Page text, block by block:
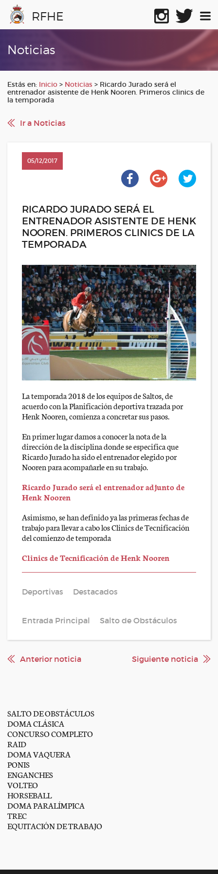
RFHE
Noticias
Estás en: Inicio > Noticias > Ricardo Jurado será el
entrenador asistente de Henk Nooren. Primeros clinics de
la temporada
Ir a Noticias
05/12/2017
RICARDO JURADO SERÁ EL
ENTRENADOR ASISTENTE DE HENK
NOOREN. PRIMEROS CLINICS DE LA
TEMPORADA
La temporada 2018 de los equipos de Saltos, de
acuerdo con la Planificación deportiva trazada por
Henk Nooren, comienza a concretar sus pasos.
En primer lugar damos a conocer la nota de la
dirección de la disciplina donde se especifica que
Ricardo Jurado ha sido el entrenador elegido por
Nooren para acompañarle en su trabajo.
Ricardo Jurado será el entrenador adjunto de
Henk Nooren
Asimismo, se han definido ya las primeras fechas de
trabajo para llevar a cabo los Clinics de Tecnificación
del comienzo de temporada
Clinics de Tecnificación de Henk Nooren
Deportivas Destacados
Entrada Principal Salto de Obstáculos
Anterior noticia Siguiente noticia
SALTO DE OBSTÁCULOS
DOMA CLÁSICA
CONCURSO COMPLETO
RAID
DOMA VAQUERA
PONIS
ENGANCHES
VOLTEO
HORSEBALL
DOMA PARALÍMPICA
TREC
EQUITACIÓN DE TRABAJO